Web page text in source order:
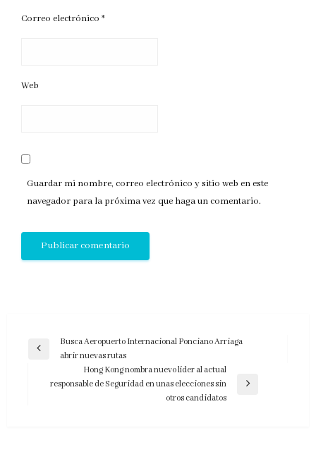
Correo electrónico *
Web
Guardar mi nombre, correo electrónico y sitio web en este
navegador para la próxima vez que haga un comentario.
Navegación
entradas
Entrada
Busca Aeropuerto Internacional Ponciano Arriaga
abrir nuevas rutas
Entrada
Hong Kong nombra nuevo líder al actual
responsable de Seguridad en unas elecciones sin
otros candidatos